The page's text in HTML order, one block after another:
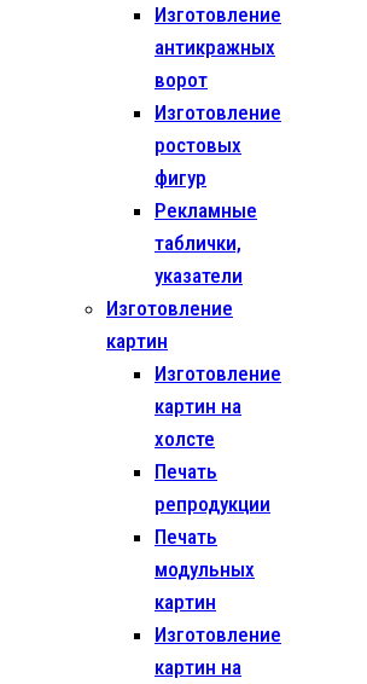
Изготовление
антикражных
ворот
Изготовление
ростовых
фигур
Рекламные
таблички,
указатели
Изготовление
картин
Изготовление
картин на
холсте
Печать
репродукции
Печать
модульных
картин
Изготовление
картин на